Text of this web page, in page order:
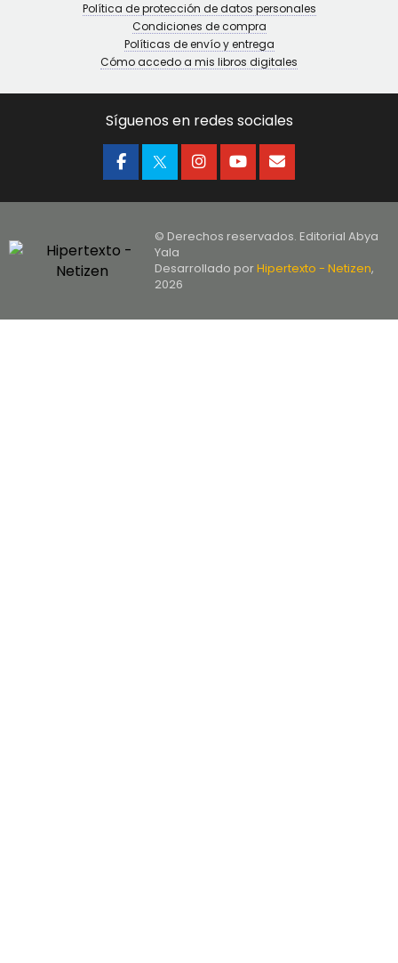
Política de protección de datos personales
Condiciones de compra
Políticas de envío y entrega
Cómo accedo a mis libros digitales
Síguenos en redes sociales
© Derechos reservados. Editorial Abya
Yala
Desarrollado porHipertexto - Netizen,
2026